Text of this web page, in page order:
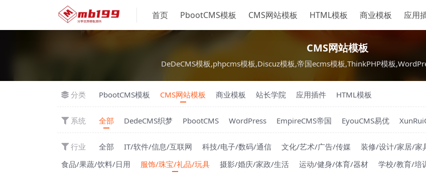
首页 PbootCMS模板 CMS网站模板 HTML模板 商业模板 应用
CMS网站模板
DeDeCMS模板,phpcms模板,Discuz模板,帝国ecms模板,ThinkPHP模板
分类 PbootCMS模板 CMS网站模板 商业模板 站长学院 应用插件 HTML模板
系统 全部 DedeCMS织梦 PbootCMS WordPress EmpireCMS帝国 EyouCMS易优
行业 全部 IT/软件/信息/互联网 科技/电子/数码/通信 文化/艺术/广告/传媒 装修/设计/家居/家
食品/果蔬/饮料/日用
服饰/珠宝/礼品/玩具 摄影/婚庆/家政/生活 运动/健身/体育/器材 学校/教育/培